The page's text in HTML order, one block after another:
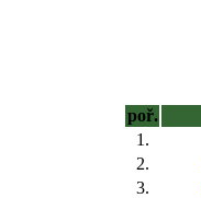
poř.
1.
2.
3.